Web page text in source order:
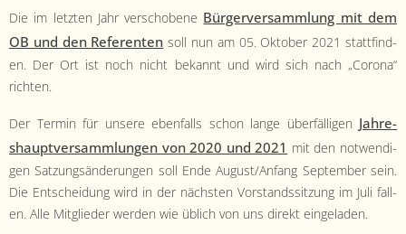
Die im let­zten Jahr ver­schobene Bürg­erver­samm­lung mit dem
OB und den Ref­er­enten soll nun am 05. Okto­ber 2021 stat­tfind­
en. Der Ort ist noch nicht bekan­nt und wird sich nach „Coro­na“
richten.
Der Ter­min für unsere eben­falls schon lange über­fäl­li­gen Jahre­
shauptver­samm­lun­gen von 2020 und 2021 mit den notwendi­
gen Satzungsän­derun­gen soll Ende August/Anfang Sep­tem­ber sein.
Die Entschei­dung wird in der näch­sten Vor­standssitzung im Juli fall­
en. Alle Mit­glieder wer­den wie üblich von uns direkt eingeladen.